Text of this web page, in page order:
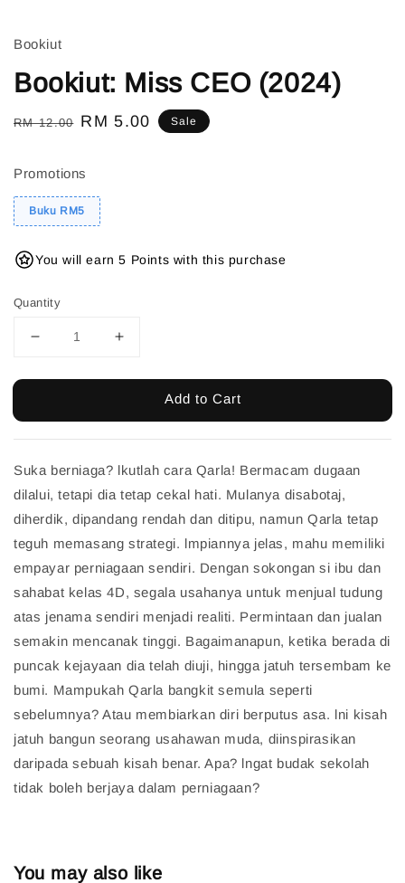
Bookiut
Bookiut: Miss CEO (2024)
Regular
RM 12.00 Sale
RM 5.00 Sale
Promotions
Buku RM5
You will earn 5 Points with this purchase
Quantity
Add to Cart
Suka berniaga? lkutlah cara Qarla! Bermacam dugaan
dilalui, tetapi dia tetap cekal hati. Mulanya disabotaj,
diherdik, dipandang rendah dan ditipu, namun Qarla tetap
teguh memasang strategi. lmpiannya jelas, mahu memiliki
empayar perniagaan sendiri. Dengan sokongan si ibu dan
sahabat kelas 4D, segala usahanya untuk menjual tudung
atas jenama sendiri menjadi realiti. Permintaan dan jualan
semakin mencanak tinggi. Bagaimanapun, ketika berada di
puncak kejayaan dia telah diuji, hingga jatuh tersembam ke
bumi. Mampukah Qarla bangkit semula seperti
sebelumnya? Atau membiarkan diri berputus asa. lni kisah
jatuh bangun seorang usahawan muda, diinspirasikan
daripada sebuah kisah benar. Apa? lngat budak sekolah
tidak boleh berjaya dalam perniagaan?
You may also like